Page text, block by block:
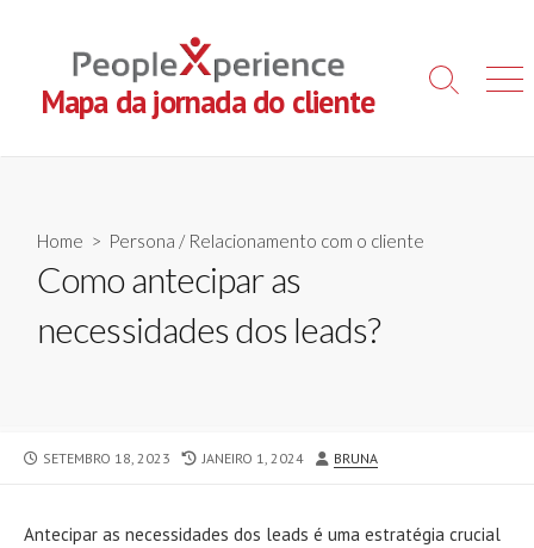
content
Mapa da jornada do cliente
Search
Home > Persona / Relacionamento com o cliente
Como antecipar as
necessidades dos leads?
PUBLISHED
SETEMBRO 18, 2023
LAST
JANEIRO 1, 2024 AUTHOR
BRUNA
Antecipar as necessidades dos leads é uma estratégia crucial